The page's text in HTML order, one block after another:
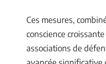
Ces mesures,
conscience
associations de
avancée significative